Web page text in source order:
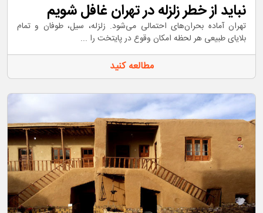
نباید از خطر زلزله در تهران غافل شویم
تهران آماده بحران‌های احتمالی می‌شود. زلزله، سیل، طوفان و تمام
بلایای طبیعی هر لحظه امکان وقوع در پایتخت را ...
مطالعه کنید